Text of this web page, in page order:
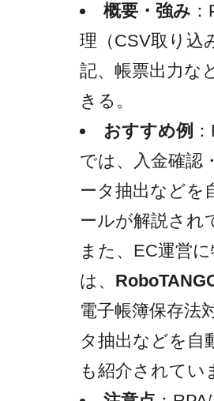
概要・強み
理（CSV取り込
記、帳票出力な
きる。
おすすめ例
では、入金確認
ータ抽出などを
ールが解説され
また、EC運営
は、
電子帳簿保存法
タ抽出などを自
も紹介されてい